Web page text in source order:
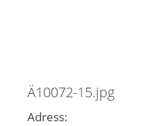
Ä10072-15.jpg
Adress: